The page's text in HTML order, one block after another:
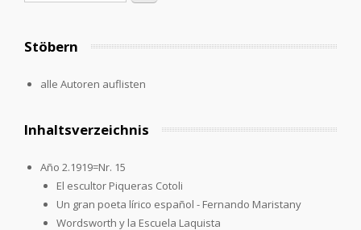
Stöbern
alle Autoren auflisten
Inhaltsverzeichnis
Año 2.1919=Nr. 15
El escultor Piqueras Cotoli
Un gran poeta lírico español - Fernando Maristany
Wordsworth y la Escuela Laquista